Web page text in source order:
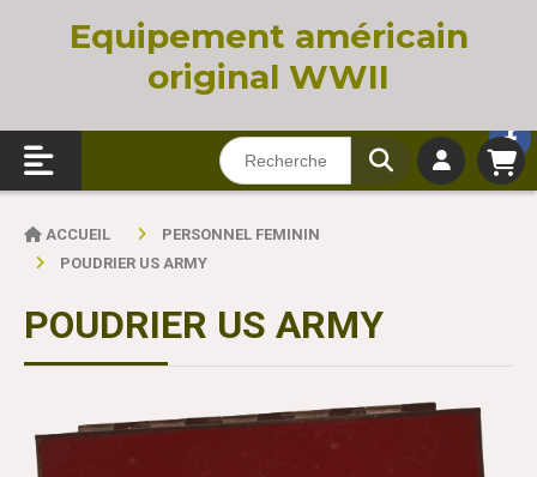
Equipement américain
original WWII
ACCUEIL
PERSONNEL FEMININ
POUDRIER US ARMY
POUDRIER US ARMY